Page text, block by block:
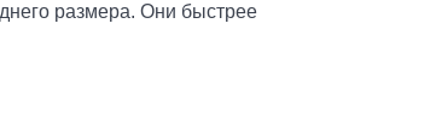
размера. Они быстрее